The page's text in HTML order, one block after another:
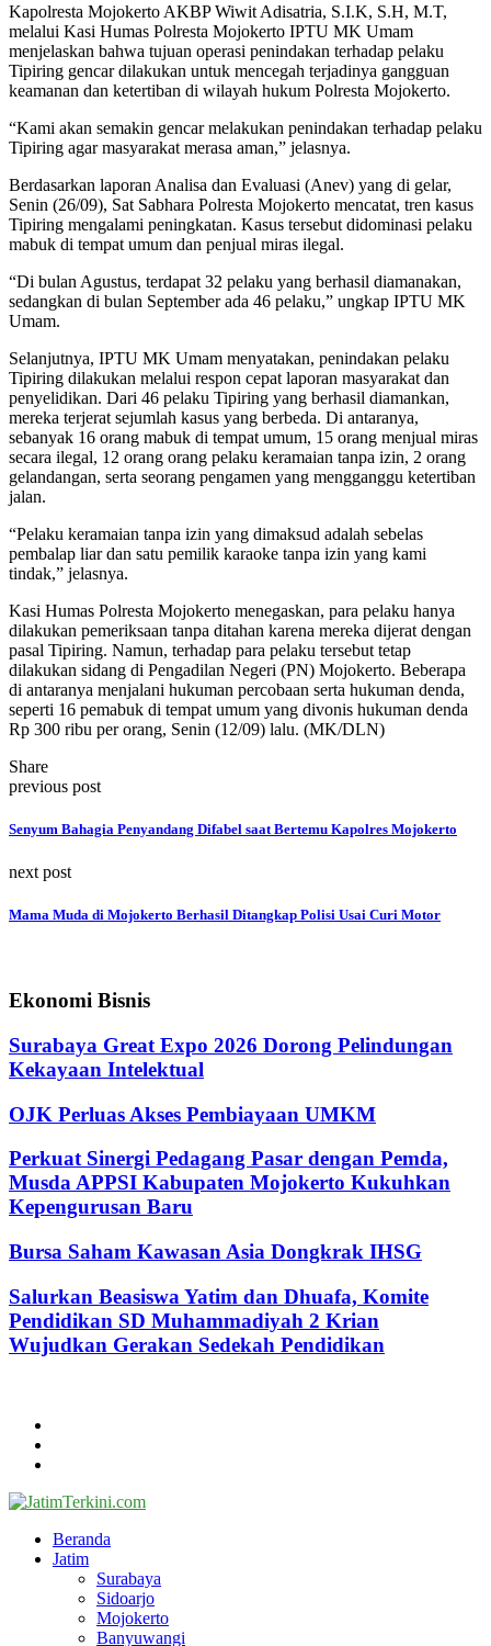
Kapolresta Mojokerto AKBP Wiwit Adisatria, S.I.K, S.H, M.T,
melalui Kasi Humas Polresta Mojokerto IPTU MK Umam
menjelaskan bahwa tujuan operasi penindakan terhadap pelaku
Tipiring gencar dilakukan untuk mencegah terjadinya gangguan
keamanan dan ketertiban di wilayah hukum Polresta Mojokerto.
“Kami akan semakin gencar melakukan penindakan terhadap pelaku
Tipiring agar masyarakat merasa aman,” jelasnya.
Berdasarkan laporan Analisa dan Evaluasi (Anev) yang di gelar,
Senin (26/09), Sat Sabhara Polresta Mojokerto mencatat, tren kasus
Tipiring mengalami peningkatan. Kasus tersebut didominasi pelaku
mabuk di tempat umum dan penjual miras ilegal.
“Di bulan Agustus, terdapat 32 pelaku yang berhasil diamanakan,
sedangkan di bulan September ada 46 pelaku,” ungkap IPTU MK
Umam.
Selanjutnya, IPTU MK Umam menyatakan, penindakan pelaku
Tipiring dilakukan melalui respon cepat laporan masyarakat dan
penyelidikan. Dari 46 pelaku Tipiring yang berhasil diamankan,
mereka terjerat sejumlah kasus yang berbeda. Di antaranya,
sebanyak 16 orang mabuk di tempat umum, 15 orang menjual miras
secara ilegal, 12 orang orang pelaku keramaian tanpa izin, 2 orang
gelandangan, serta seorang pengamen yang mengganggu ketertiban
jalan.
“Pelaku keramaian tanpa izin yang dimaksud adalah sebelas
pembalap liar dan satu pemilik karaoke tanpa izin yang kami
tindak,” jelasnya.
Kasi Humas Polresta Mojokerto menegaskan, para pelaku hanya
dilakukan pemeriksaan tanpa ditahan karena mereka dijerat dengan
pasal Tipiring. Namun, terhadap para pelaku tersebut tetap
dilakukan sidang di Pengadilan Negeri (PN) Mojokerto. Beberapa
di antaranya menjalani hukuman percobaan serta hukuman denda,
seperti 16 pemabuk di tempat umum yang divonis hukuman denda
Rp 300 ribu per orang, Senin (12/09) lalu. (MK/DLN)
Share
previous post
Senyum Bahagia Penyandang Difabel saat Bertemu Kapolres Mojokerto
next post
Mama Muda di Mojokerto Berhasil Ditangkap Polisi Usai Curi Motor
Ekonomi Bisnis
Surabaya Great Expo 2026 Dorong Pelindungan
Kekayaan Intelektual
OJK Perluas Akses Pembiayaan UMKM
Perkuat Sinergi Pedagang Pasar dengan Pemda,
Musda APPSI Kabupaten Mojokerto Kukuhkan
Kepengurusan Baru
Bursa Saham Kawasan Asia Dongkrak IHSG
Salurkan Beasiswa Yatim dan Dhuafa, Komite
Pendidikan SD Muhammadiyah 2 Krian
Wujudkan Gerakan Sedekah Pendidikan
Beranda
Jatim
Surabaya
Sidoarjo
Mojokerto
Banyuwangi